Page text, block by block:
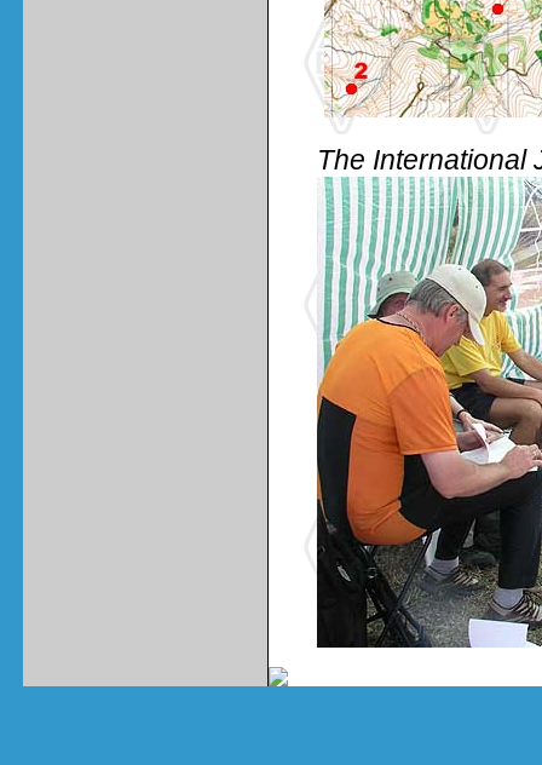
The International